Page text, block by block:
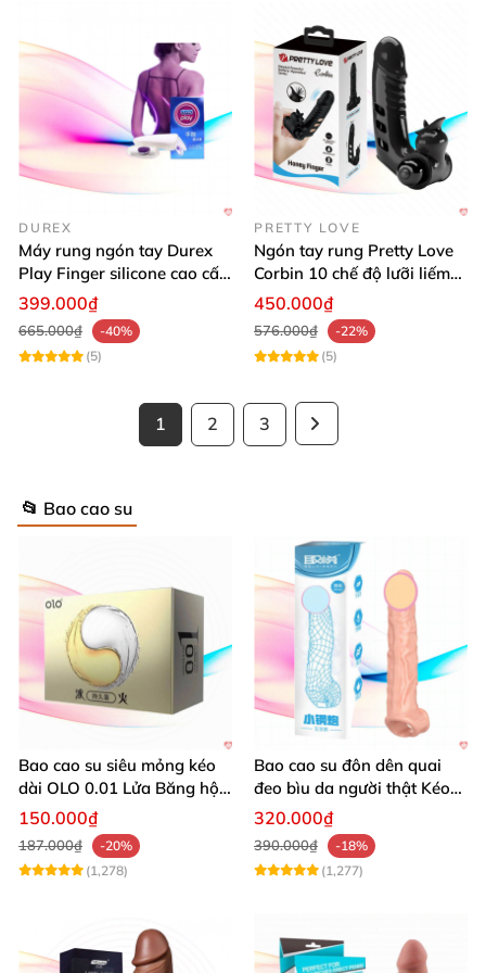
DUREX
Máy rung ngón tay Durex
Play Finger silicone cao cấp
dễ dùng
399.000₫
665.000₫
-40%
(5)
PRETTY LOVE
Ngón tay rung Pretty Love
Corbin 10 chế độ lưỡi liếm
kích thích
450.000₫
576.000₫
-22%
(5)
1 2 3
📂 Bao cao su
Bao cao su siêu mỏng kéo
dài OLO 0.01 Lửa Băng hộp
10 cái
150.000₫
187.000₫
-20%
(1,278)
Bao cao su đôn dên quai
đeo bìu da người thật Kéo
dài thời gian yêu
320.000₫
390.000₫
-18%
(1,277)